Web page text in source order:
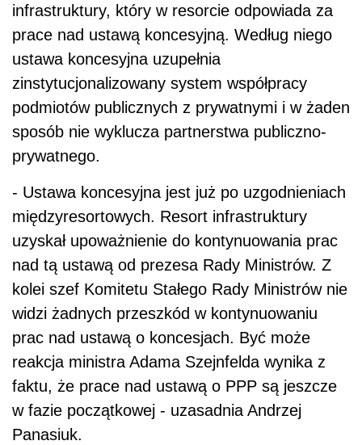
infrastruktury, który w resorcie odpowiada za
prace nad ustawą koncesyjną. Według niego
ustawa koncesyjna uzupełnia
zinstytucjonalizowany system współpracy
podmiotów publicznych z prywatnymi i w żaden
sposób nie wyklucza partnerstwa publiczno-
prywatnego.
- Ustawa koncesyjna jest już po uzgodnieniach
międzyresortowych. Resort infrastruktury
uzyskał upoważnienie do kontynuowania prac
nad tą ustawą od prezesa Rady Ministrów. Z
kolei szef Komitetu Stałego Rady Ministrów nie
widzi żadnych przeszkód w kontynuowaniu
prac nad ustawą o koncesjach. Być może
reakcja ministra Adama Szejnfelda wynika z
faktu, że prace nad ustawą o PPP są jeszcze
w fazie początkowej - uzasadnia Andrzej
Panasiuk.